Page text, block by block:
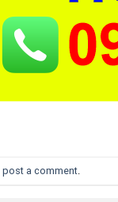
post a comment